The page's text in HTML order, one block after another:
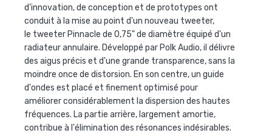
d’innovation, de conception et de prototypes ont
conduit à la mise au point d'un nouveau tweeter,
le tweeter Pinnacle de 0,75" de diamètre équipé d'un
radiateur annulaire. Développé par Polk Audio, il délivre
des aigus précis et d'une grande transparence, sans la
moindre once de distorsion. En son centre, un guide
d'ondes est placé et finement optimisé pour
améliorer considérablement la dispersion des hautes
fréquences. La partie arrière, largement amortie,
contribue à l'élimination des résonances indésirables.